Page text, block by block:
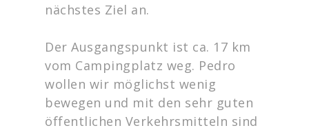
nächstes Ziel an.
Der Ausgangspunkt ist ca. 17 km
vom Campingplatz weg. Pedro
wollen wir möglichst wenig
bewegen und mit den sehr guten
öffentlichen Verkehrsmitteln sind